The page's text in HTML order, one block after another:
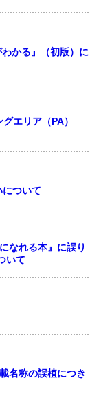
かる』（初版）に
エリア（PA）
ついて
なれる本』に誤り
いて
名称の誤植につき